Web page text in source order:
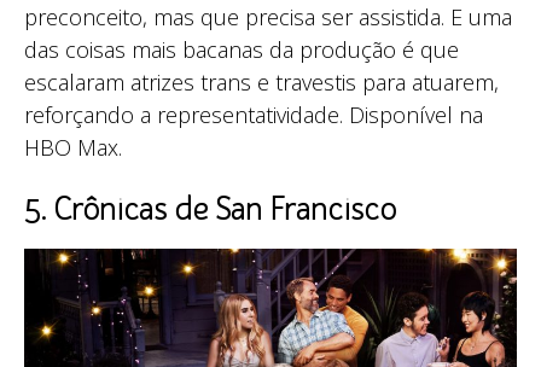
preconceito, mas que precisa ser assistida. E uma
das coisas mais bacanas da produção é que
escalaram atrizes trans e travestis para atuarem,
reforçando a representatividade. Disponível na
HBO Max.
5. Crônicas de San Francisco